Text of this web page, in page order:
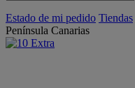
Estado de mi pedido Tiendas
Península Canarias